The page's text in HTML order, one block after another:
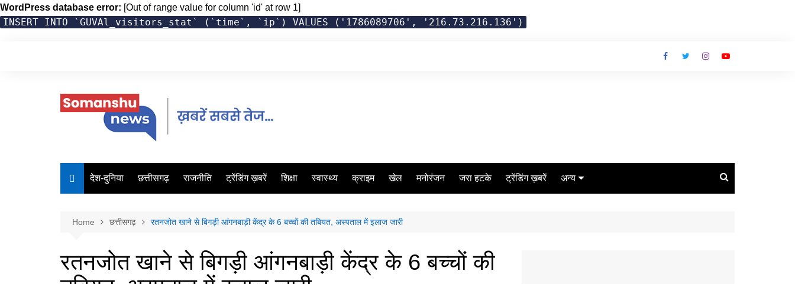
WordPress database error: [Out of range value for column 'id' at row 1]
INSERT INTO `GUVAl_visitors_stat` (`time`, `ip`) VALUES ('1786089706', '216.73.216.136')
देश-दुनिया छत्तीसगढ़ राजनीति ट्रेंडिंग ख़बरें शिक्षा स्वास्थ्य क्राइम खेल मनोरंजन जरा हटके ट्रेंडिंग ख़बरें अन्य
Home छत्तीसगढ़ रतनजोत खाने से बिगड़ी आंगनबाड़ी केंद्र के 6 बच्चों की तबियत, अस्पताल में इलाज जारी
रतनजोत खाने से बिगड़ी आंगनबाड़ी केंद्र के 6 बच्चों की